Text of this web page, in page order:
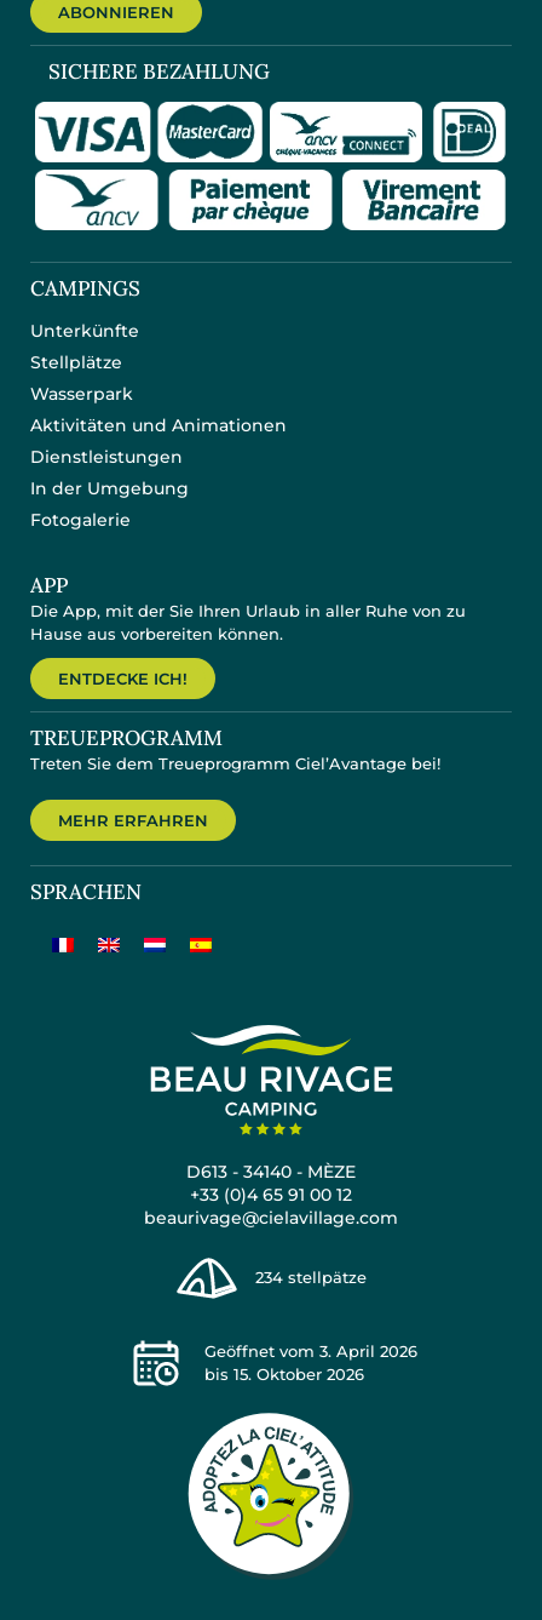
ABONNIEREN
SICHERE BEZAHLUNG
CAMPINGS
Unterkünfte
Stellplätze
Wasserpark
Aktivitäten und Animationen
Dienstleistungen
In der Umgebung
Fotogalerie
APP
Die App, mit der Sie Ihren Urlaub in aller Ruhe von zu
Hause aus vorbereiten können.
ENTDECKE ICH!
TREUEPROGRAMM
Treten Sie dem Treueprogramm Ciel’Avantage bei!
MEHR ERFAHREN
SPRACHEN
D613 - 34140 - MÈZE
+33 (0)4 65 91 00 12
beaurivage@cielavillage.com
234 stellpätze
Geöffnet vom 3. April 2026
bis 15. Oktober 2026